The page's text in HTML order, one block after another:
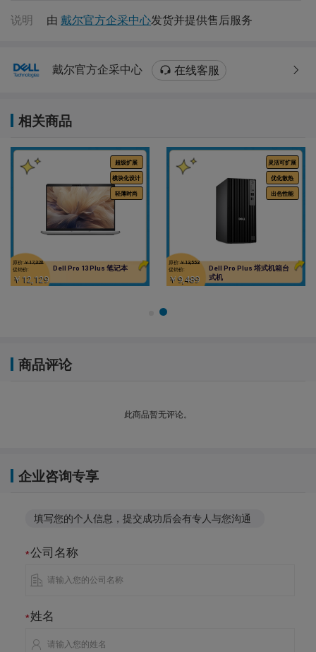
说明 由戴尔官方企采中心发货并提供售后服务
戴尔官方企采中心 在线客服
相关商品
Dell Pro 14 Premium 笔记
原价:￥25,419
促销价:
￥16,529
尊享体验
超级AI PC
高端显示
Dell Pro 塔式机箱台式机
原价:￥8,724
促销价:
￥6,109
卓越性能
超强扩展
加速AI
商品评论
此商品暂无评论。
企业咨询专享
填写您的个人信息，提交成功后会有专人与您沟通
*公司名称
*姓名